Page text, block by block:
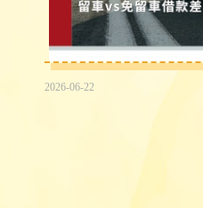
2026-06-22